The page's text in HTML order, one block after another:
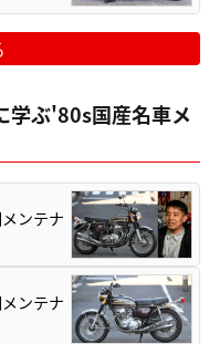
学ぶ'80s国産名車メ
ンテナ
ンテナ